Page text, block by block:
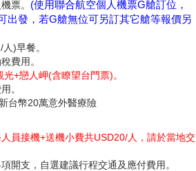
票。 (使用聯合航空個人機票G艙訂位，
出發，若G艙無位可另訂其它艙等報價另
)早餐。
費用。
+戀人岬(含瞭望台門票)。
。
台幣20萬意外醫療險
員接機+送機小費共USD20/人，請於當地交
開支，自選建議行程交通及應付費用。